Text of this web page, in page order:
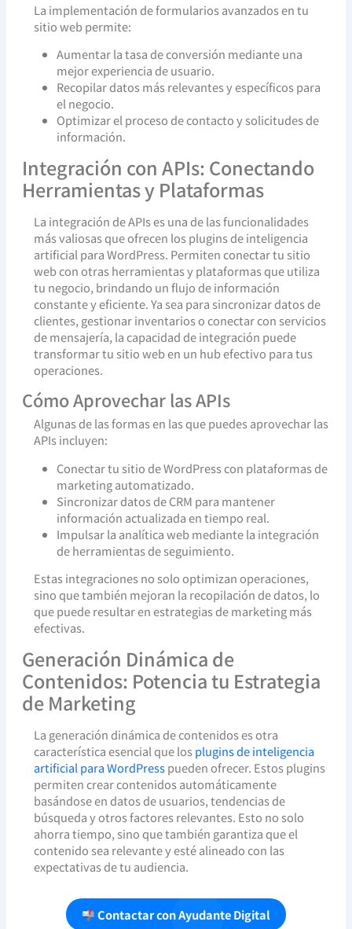
La implementación de formularios avanzados en tu
sitio web permite:
Aumentar la tasa de conversión mediante una
mejor experiencia de usuario.
Recopilar datos más relevantes y específicos para
el negocio.
Optimizar el proceso de contacto y solicitudes de
información.
Integración con APIs: Conectando
Herramientas y Plataformas
La integración de APIs es una de las funcionalidades
más valiosas que ofrecen los plugins de inteligencia
artificial para WordPress. Permiten conectar tu sitio
web con otras herramientas y plataformas que utiliza
tu negocio, brindando un flujo de información
constante y eficiente. Ya sea para sincronizar datos de
clientes, gestionar inventarios o conectar con servicios
de mensajería, la capacidad de integración puede
transformar tu sitio web en un hub efectivo para tus
operaciones.
Cómo Aprovechar las APIs
Algunas de las formas en las que puedes aprovechar las
APIs incluyen:
Conectar tu sitio de WordPress con plataformas de
marketing automatizado.
Sincronizar datos de CRM para mantener
información actualizada en tiempo real.
Impulsar la analítica web mediante la integración
de herramientas de seguimiento.
Estas integraciones no solo optimizan operaciones,
sino que también mejoran la recopilación de datos, lo
que puede resultar en estrategias de marketing más
efectivas.
Generación Dinámica de
Contenidos: Potencia tu Estrategia
de Marketing
La generación dinámica de contenidos es otra
característica esencial que losplugins de inteligencia
artificial para WordPresspueden ofrecer. Estos plugins
permiten crear contenidos automáticamente
basándose en datos de usuarios, tendencias de
búsqueda y otros factores relevantes. Esto no solo
ahorra tiempo, sino que también garantiza que el
contenido sea relevante y esté alineado con las
expectativas de tu audiencia.
Contactar con Ayudante Digital